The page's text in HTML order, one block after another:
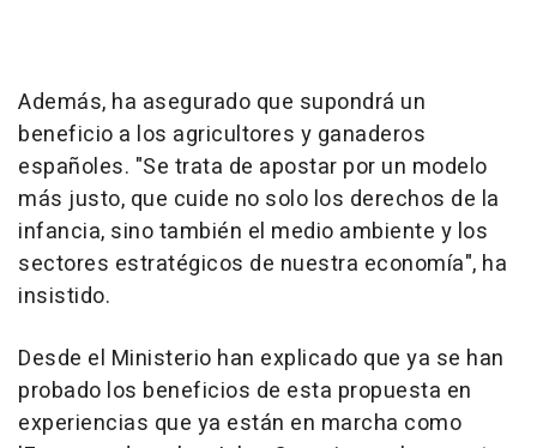
Además, ha asegurado que supondrá un
beneficio a los agricultores y ganaderos
españoles. "Se trata de apostar por un modelo
más justo, que cuide no solo los derechos de la
infancia, sino también el medio ambiente y los
sectores estratégicos de nuestra economía", ha
insistido.
Desde el Ministerio han explicado que ya se han
probado los beneficios de esta propuesta en
experiencias que ya están en marcha como